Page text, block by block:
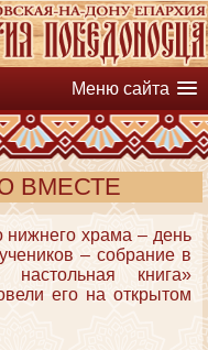
Меню сайта
ВМЕСТЕ
нижнего храма – день
– собрание в
книга»
его на открытом